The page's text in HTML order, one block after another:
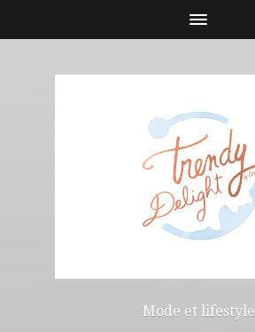
Mode et lifestyle